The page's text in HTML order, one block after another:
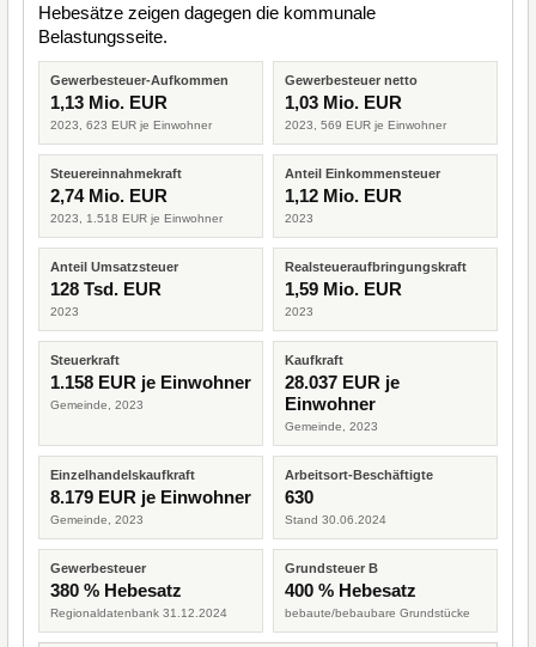
Hebesätze zeigen dagegen die kommunale
Belastungsseite.
Gewerbesteuer-Aufkommen
1,13 Mio. EUR
2023, 623 EUR je Einwohner
Gewerbesteuer netto
1,03 Mio. EUR
2023, 569 EUR je Einwohner
Steuereinnahmekraft
2,74 Mio. EUR
2023, 1.518 EUR je Einwohner
Anteil Einkommensteuer
1,12 Mio. EUR
2023
Anteil Umsatzsteuer
128 Tsd. EUR
2023
Realsteueraufbringungskraft
1,59 Mio. EUR
2023
Steuerkraft
1.158 EUR je Einwohner
Gemeinde, 2023
Kaufkraft
28.037 EUR je
Einwohner
Gemeinde, 2023
Einzelhandelskaufkraft
8.179 EUR je Einwohner
Gemeinde, 2023
Arbeitsort-Beschäftigte
630
Stand 30.06.2024
Gewerbesteuer
380 % Hebesatz
Regionaldatenbank 31.12.2024
Grundsteuer B
400 % Hebesatz
bebaute/bebaubare Grundstücke